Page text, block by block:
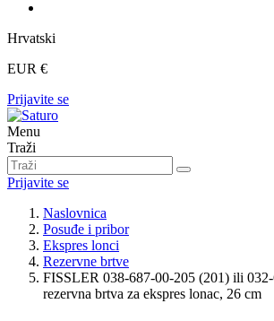
Hrvatski
EUR €
Prijavite se
Menu
Traži
Prijavite se
Naslovnica
Posuđe i pribor
Ekspres lonci
Rezervne brtve
FISSLER 038-687-00-205 (201) ili
rezervna brtva za ekspres lonac, 26 cm